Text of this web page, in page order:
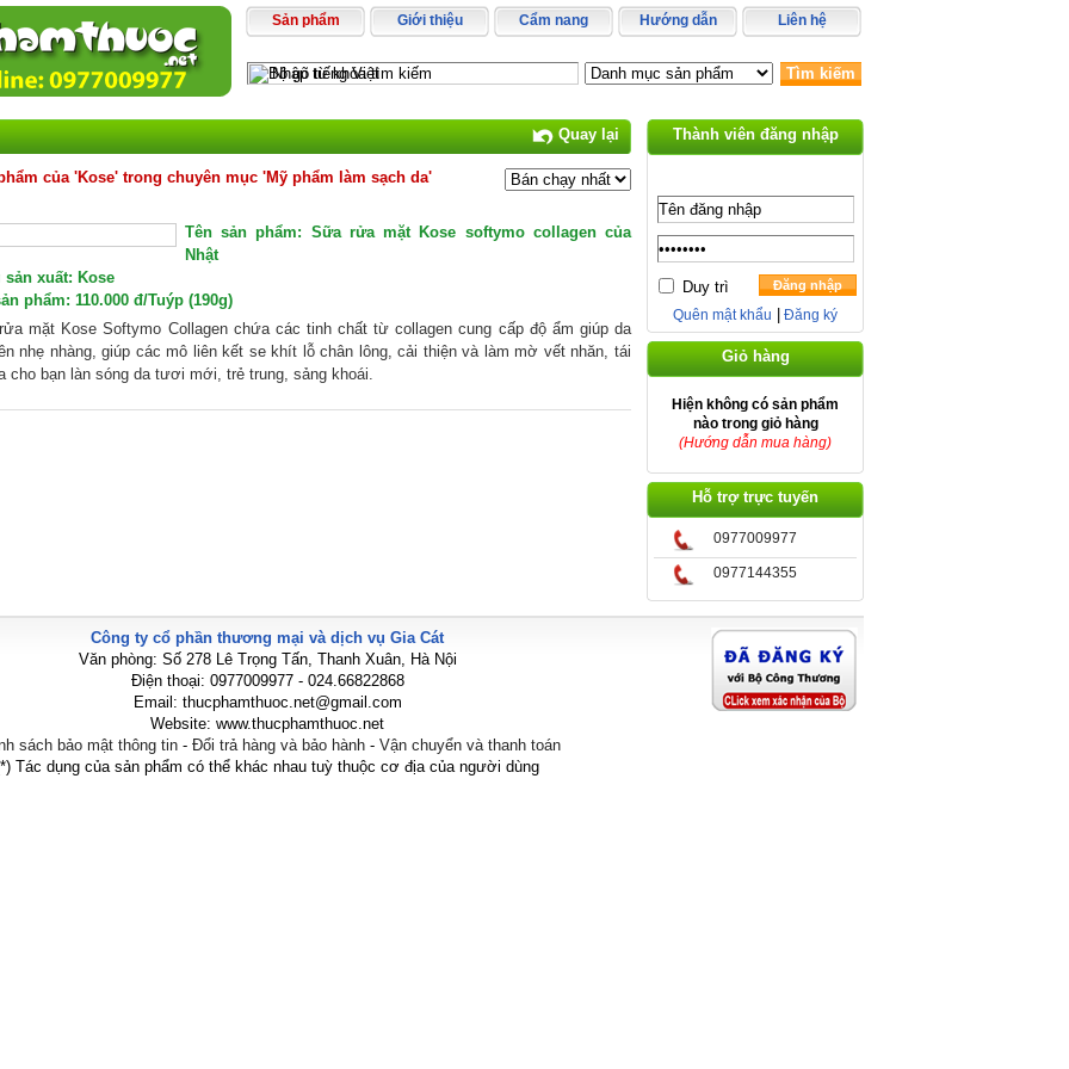
Sản phẩm Giới thiệu Cẩm nang Hướng dẫn Liên hệ
Tìm kiếm
Quay lại
của 'Kose' trong chuyên mục 'Mỹ phẩm làm sạch da'
Tên sản phẩm: Sữa rửa mặt Kose softymo collagen của
Nhật
sản xuất: Kose
phẩm: 110.000 đ/Tuýp (190g)
mặt Kose Softymo Collagen chứa các tinh chất từ collagen cung cấp độ ẩm giúp da
nhẹ nhàng, giúp các mô liên kết se khít lỗ chân lông, cải thiện và làm mờ vết nhăn, tái
cho bạn làn sóng da tươi mới, trẻ trung, sảng khoái.
Thành viên đăng nhập
Duy trì Đăng nhập
Quên mật khẩu Đăng ký
Giỏ hàng
Hiện không có sản phẩm
nào trong giỏ hàng
(Hướng dẫn mua hàng)
Hỗ trợ trực tuyến
0977009977
0977144355
Công ty cổ phần thương mại và dịch vụ Gia Cát
Văn phòng: Số 278 Lê Trọng Tấn, Thanh Xuân, Hà Nội
Điện thoại: 0977009977 - 024.66822868
Email: thucphamthuoc.net@gmail.com
Website: www.thucphamthuoc.net
sách bảo mật thông tin - Đổi trả hàng và bảo hành - Vận chuyển và thanh toán
Tác dụng của sản phẩm có thể khác nhau tuỳ thuộc cơ địa của người dùng